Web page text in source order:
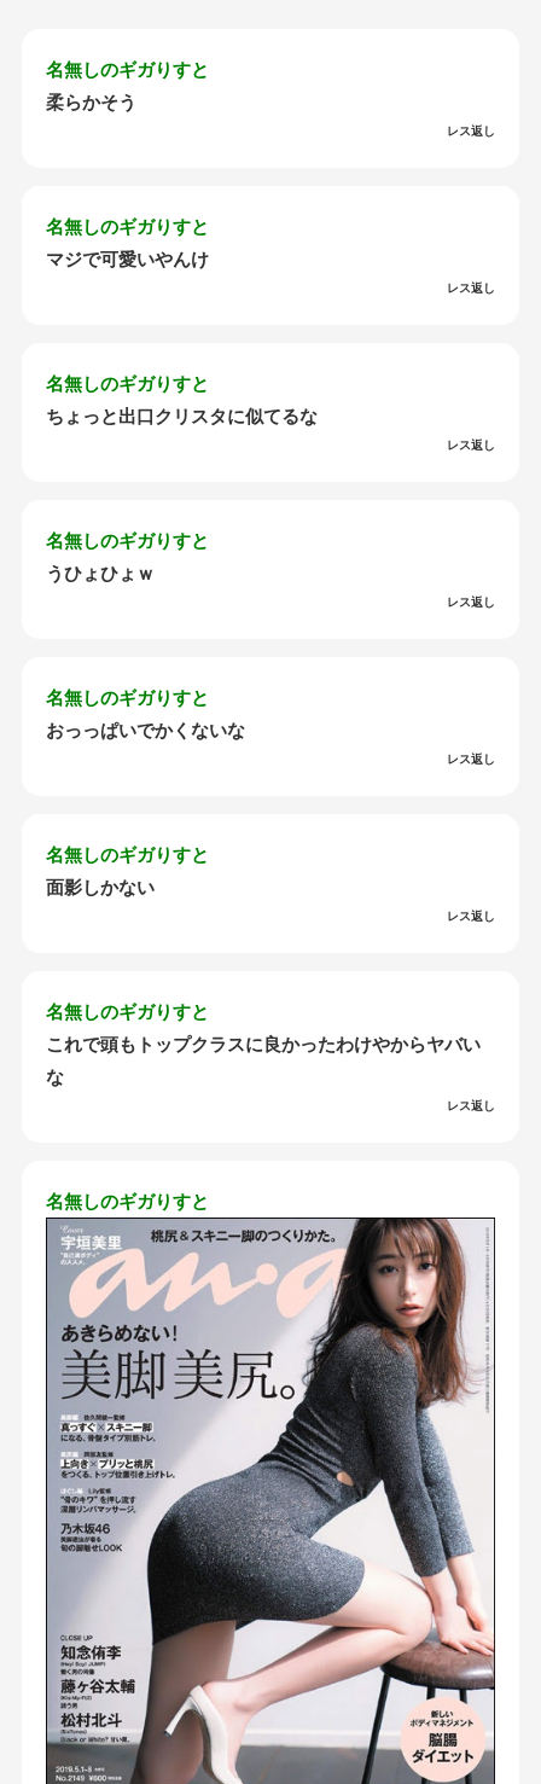
名無しのギガりすと
柔らかそう
レス返し
名無しのギガりすと
マジで可愛いやんけ
レス返し
名無しのギガりすと
ちょっと出口クリスタに似てるな
レス返し
名無しのギガりすと
うひょひょｗ
レス返し
名無しのギガりすと
おっっぱいでかくないな
レス返し
名無しのギガりすと
面影しかない
レス返し
名無しのギガりすと
これで頭もトップクラスに良かったわけやからヤバい
な
レス返し
名無しのギガりすと